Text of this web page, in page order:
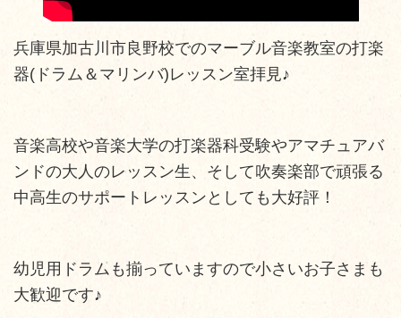
兵庫県加古川市良野校でのマーブル音楽教室の打楽
器(ドラム＆マリンバ)レッスン室拝見♪
音楽高校や音楽大学の打楽器科受験やアマチュアバ
ンドの大人のレッスン生、そして吹奏楽部で頑張る
中高生のサポートレッスンとしても大好評！
幼児用ドラムも揃っていますので小さいお子さまも
大歓迎です♪